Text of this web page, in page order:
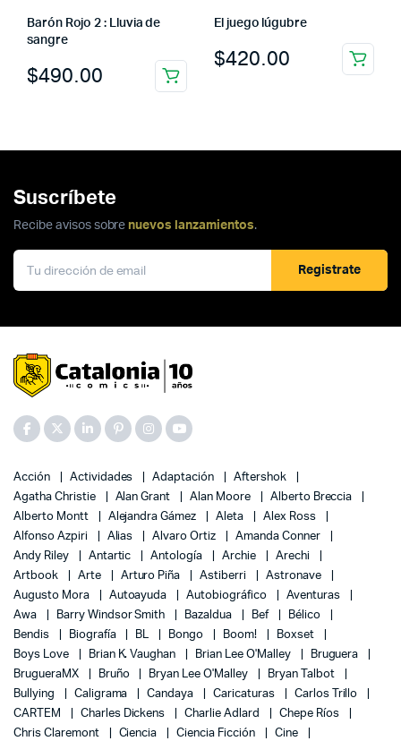
Barón Rojo 2 : Lluvia de
sangre
$490.00
El juego lúgubre
$420.00
Suscríbete
Recibe avisos sobre nuevos lanzamientos.
Registrate
Acción Actividades Adaptación
Aftershok
Agatha Christie
Alan Grant Alan Moore
Alberto Breccia
Alberto Montt
Alejandra Gámez Aleta
Alex Ross
Alfonso Azpiri
Alias Alvaro Ortiz
Amanda Conner
Andy Riley
Antartic Antología Archie
Arechi
Artbook
Arte Arturo Piña Astiberri
Astronave
Augusto Mora
Autoayuda Autobiográfico
Aventuras
Awa
Barry Windsor Smith Bazaldua Bef
Bélico
Bendis
Biografía BL Bongo Boom!
Boxset
Boys Love
Brian K. Vaughan Brian Lee O'Malley
Bruguera
BrugueraMX
Bruño Bryan Lee O'Malley
Bryan Talbot
Bullying
Caligrama Candaya Caricaturas
Carlos Trillo
CARTEM
Charles Dickens Charlie Adlard
Chepe Ríos
Chris Claremont
Ciencia Ciencia Ficción
Cine